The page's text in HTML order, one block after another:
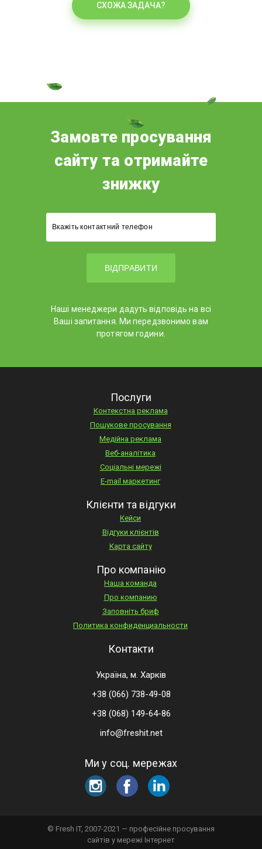
СХОЖА ЗАДАЧА?
Замовте просування
сайту та отримайте
знижку
Наші менеджери дадуть відповідь на всі
Ваші запитання. Ми передзвонимо вам
протягом години.
Послуги
Контекстна реклама
Пошукове просування
Медійна реклама
Веб-аналітика
Соціальні мережі
E-mail маркетинг
Клієнти та відгуки
Кейси
Відгуки клієнтів
Карта сайту
Про компанію
Наша команда
Про компанию
Заповніть бриф
Политика конфиденциальности
Контакти
Україна, м. Харків
+38 (066) 738-49-08
+38 (068) 149-64-86
info@freshit.net
Ми у соц. мережах
© Fresh IT, 2007-2021 — професійне просування
сайтів у мережі Інтернет